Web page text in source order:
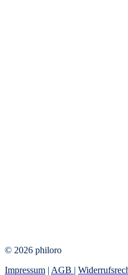
© 2026 philoro
Impressum | AGB |